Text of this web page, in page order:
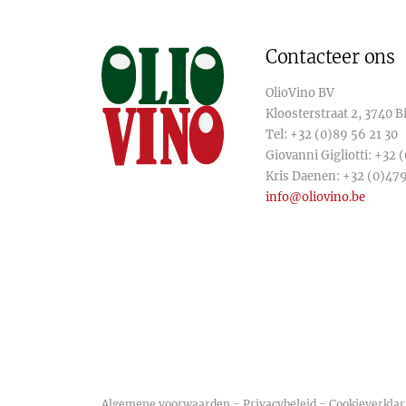
Contacteer ons
OlioVino BV
Kloosterstraat 2, 3740
Tel: +32 (0)89 56 21 30
Giovanni Gigliotti: +32
Kris Daenen: +32
info@oliovino.be